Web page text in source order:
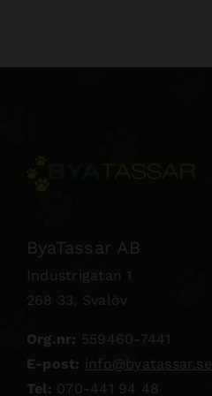
ByaTassar AB
Industrigatan 1
268 33, Svalöv
Org.nr: 559460-7441
E-post: info@byatassar.se
Tel: 070-441 94 48